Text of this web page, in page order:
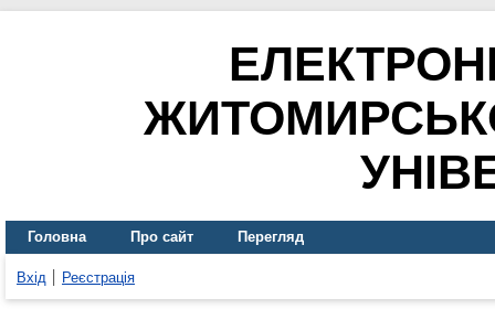
Головна Про сайт Перегляд
Вхід Реєстрація